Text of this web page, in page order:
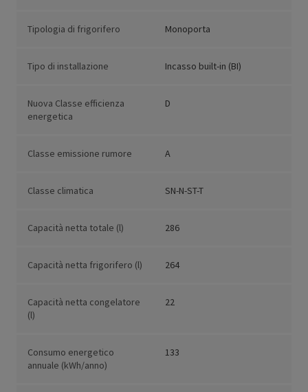
Tipologia di frigorifero Monoporta
Tipo di installazione Incasso built-in (BI)
Nuova Classe efficienza
energetica
D
Classe emissione rumore A
Classe climatica SN-N-ST-T
Capacità netta totale (l) 286
Capacità netta frigorifero (l) 264
Capacità netta congelatore
(l)
22
Consumo energetico
annuale (kWh/anno)
133